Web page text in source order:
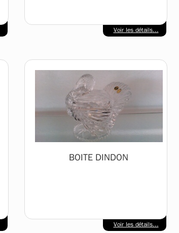
Voir les détails...
BOITE DINDON
Voir les détails...